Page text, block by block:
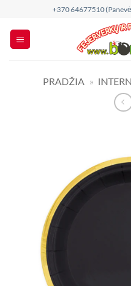
content
+370 64677510
PRADŽIA »